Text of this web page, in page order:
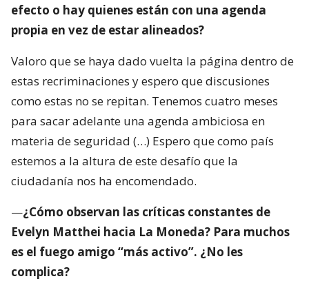
efecto o hay quienes están con una agenda
propia en vez de estar alineados?
Valoro que se haya dado vuelta la página dentro de
estas recriminaciones y espero que discusiones
como estas no se repitan. Tenemos cuatro meses
para sacar adelante una agenda ambiciosa en
materia de seguridad (…) Espero que como país
estemos a la altura de este desafío que la
ciudadanía nos ha encomendado.
—¿Cómo observan las críticas constantes de
Evelyn Matthei hacia La Moneda? Para muchos
es el fuego amigo “más activo”. ¿No les
complica?